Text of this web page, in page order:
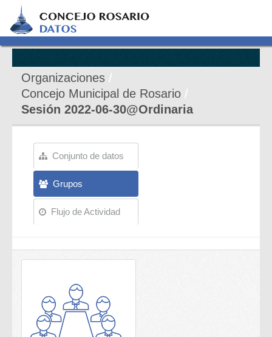
Organizaciones
Concejo Municipal de Rosario
Sesión 2022-06-30@Ordinaria
Conjunto de datos
Grupos
Flujo de Actividad